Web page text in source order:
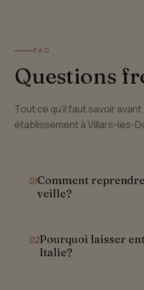
FAQ
Questions
Tout ce qu'il faut savoir
établissement à Villars-les-
01Comment
veille?
02Pourquoi laisser
Italie?